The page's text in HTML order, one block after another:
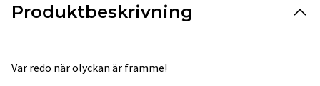
Produktbeskrivning
Var redo när olyckan är framme!